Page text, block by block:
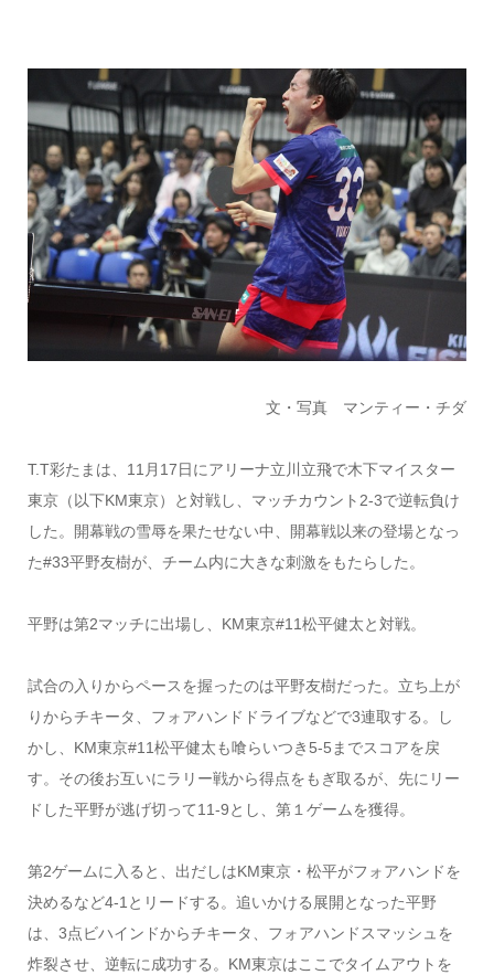
文・写真 マンティー・チダ
T.T彩たまは、11月17日にアリーナ立川立飛で木下マイスター
東京（以下KM東京）と対戦し、マッチカウント2-3で逆転負け
した。開幕戦の雪辱を果たせない中、開幕戦以来の登場となっ
た#33平野友樹が、チーム内に大きな刺激をもたらした。
平野は第2マッチに出場し、KM東京#11松平健太と対戦。
試合の入りからペースを握ったのは平野友樹だった。立ち上が
りからチキータ、フォアハンドドライブなどで3連取する。し
かし、KM東京#11松平健太も喰らいつき5-5までスコアを戻
す。その後お互いにラリー戦から得点をもぎ取るが、先にリー
ドした平野が逃げ切って11-9とし、第１ゲームを獲得。
第2ゲームに入ると、出だしはKM東京・松平がフォアハンドを
決めるなど4-1とリードする。追いかける展開となった平野
は、3点ビハインドからチキータ、フォアハンドスマッシュを
炸裂させ、逆転に成功する。KM東京はここでタイムアウトを